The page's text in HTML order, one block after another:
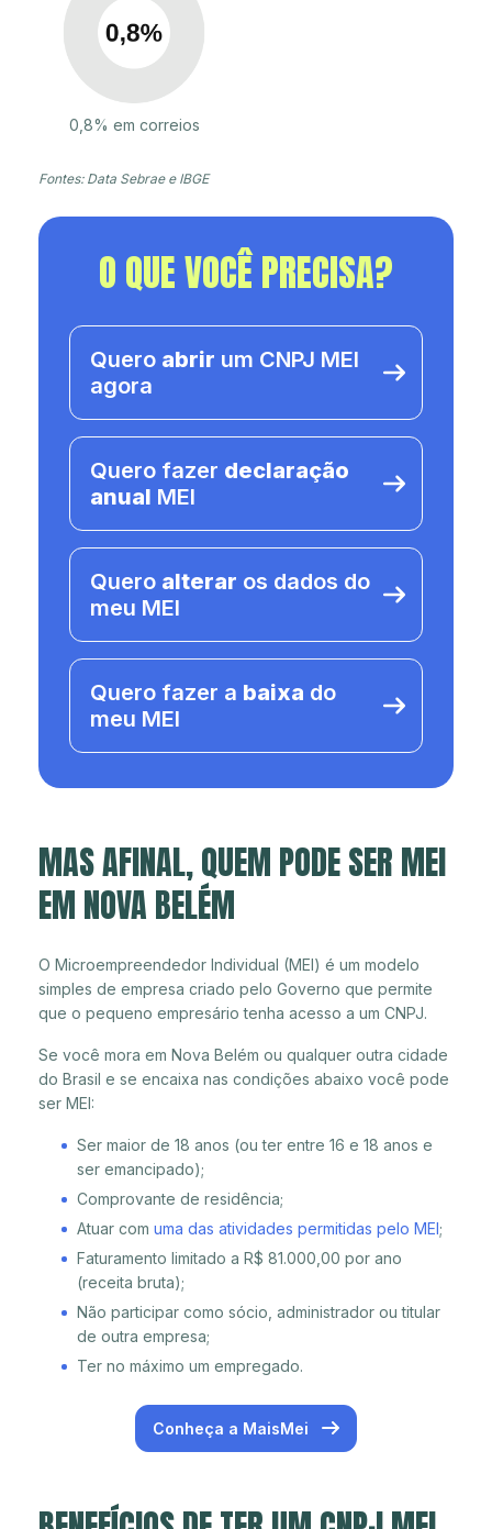
0,8% em correios
Fontes: Data Sebrae e IBGE
O QUE VOCÊ PRECISA?
Quero abrir um CNPJ MEI
agora
Quero fazer declaração
anual MEI
Quero alterar os dados do
meu MEI
Quero fazer a baixa do
meu MEI
MAS AFINAL, QUEM PODE SER MEI
EM NOVA BELÉM
O Microempreendedor Individual (MEI) é um modelo
simples de empresa criado pelo Governo que permite
que o pequeno empresário tenha acesso a um CNPJ.
Se você mora em Nova Belém ou qualquer outra cidade
do Brasil e se encaixa nas condições abaixo você pode
ser MEI:
Ser maior de 18 anos (ou ter entre 16 e 18 anos e
ser emancipado);
Comprovante de residência;
Atuar com uma das atividades permitidas pelo MEI;
Faturamento limitado a R$ 81.000,00 por ano
(receita bruta);
Não participar como sócio, administrador ou titular
de outra empresa;
Ter no máximo um empregado.
Conheça a MaisMei